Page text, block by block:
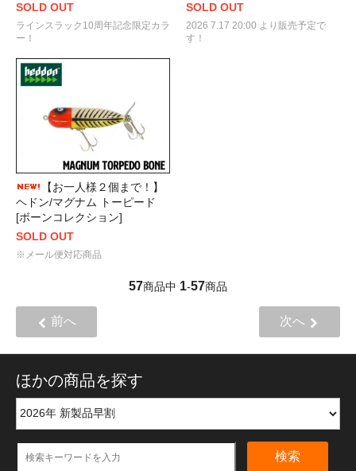
SOLD OUT
ラインスラック10周年記念限定カラ
ー！
SOLD OUT
2026 7.17 20:00 より販売予定で
す！
【お一人様２個まで！】
ヘドン/マグナム トーピード
[ボーンコレクション]
SOLD OUT
※メール便対応商品
57商品中 1-57商品
前へ 次へ
ほかの商品を探す
検索